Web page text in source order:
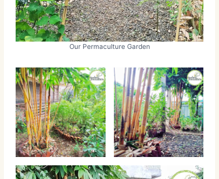
Our Permaculture Garden